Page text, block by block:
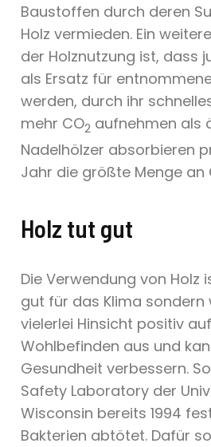
Baustoffen durch deren
Holz vermieden. Ein
der Holznutzung ist, dass
als Ersatz für
werden, durch ihr
mehr CO2 aufnehmen als
Nadelhölzer absorbieren
Jahr die größte Menge an
Holz tut gut
Die Verwendung von Holz
gut für das Klima sondern
vielerlei Hinsicht positiv
Wohlbefinden aus und
Gesundheit verbessern.
Safety Laboratory der
Wisconsin bereits 1994
Bakterien abtötet. Dafür